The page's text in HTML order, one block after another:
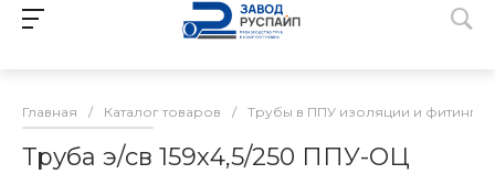
Главная / Каталог товаров / Трубы в ППУ изоляции и фитинги
Труба э/св 159х4,5/250 ППУ-ОЦ